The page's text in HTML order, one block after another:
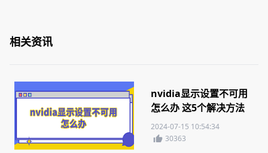
相关资讯
nvidia显示设置不可用
怎么办 这5个解决方法
你需要知道
2024-07-15 10:54:34
30363